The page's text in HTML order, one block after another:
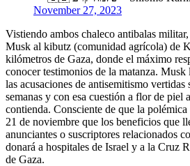
November 27, 2023
Vistiendo ambos chaleco antibalas
Musk al kibutz (comunidad agrícola) de
kilómetros de Gaza, donde el máximo
conocer testimonios de la matanza. Musk
las acusaciones de antisemitismo vertidas
semanas y con esa cuestión a flor de piel
contienda. Consciente de que la
21 de noviembre que los beneficios que
anunciantes o suscriptores relacionados
donará a hospitales de Israel y a la Cruz
de Gaza.